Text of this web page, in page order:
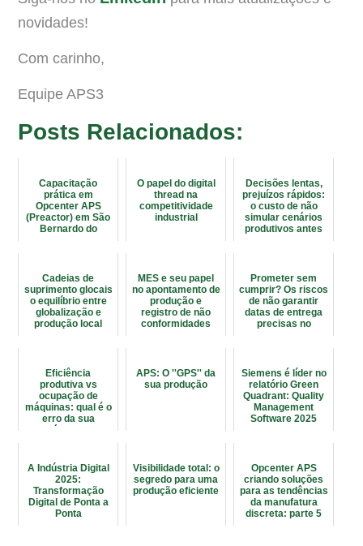
novidades!
Com carinho,
Equipe APS3
Posts Relacionados:
Capacitação
prática em
Opcenter APS
(Preactor) em São
Bernardo do
O papel do digital
thread na
competitividade
industrial
Decisões lentas,
prejuízos rápidos:
o custo de não
simular cenários
produtivos antes
Cadeias de
suprimento glocais
o equilíbrio entre
globalização e
produção local
MES e seu papel
no apontamento de
produção e
registro de não
conformidades
Prometer sem
cumprir? Os riscos
de não garantir
datas de entrega
precisas no
Eficiência
produtiva vs
ocupação de
máquinas: qual é o
erro da sua
fábrica?
APS: O ''GPS'' da
sua produção
Siemens é líder no
relatório Green
Quadrant: Quality
Management
Software 2025
A Indústria Digital
2025:
Transformação
Digital de Ponta a
Ponta
Visibilidade total: o
segredo para uma
produção eficiente
Opcenter APS
criando soluções
para as tendências
da manufatura
discreta: parte 5